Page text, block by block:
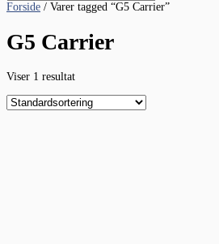
Forside / Varer tagged “G5 Carrier”
G5 Carrier
Viser 1 resultat